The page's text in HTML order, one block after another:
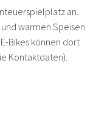
an.
warmen Speisen
Bikes können dort
Kontaktdaten).